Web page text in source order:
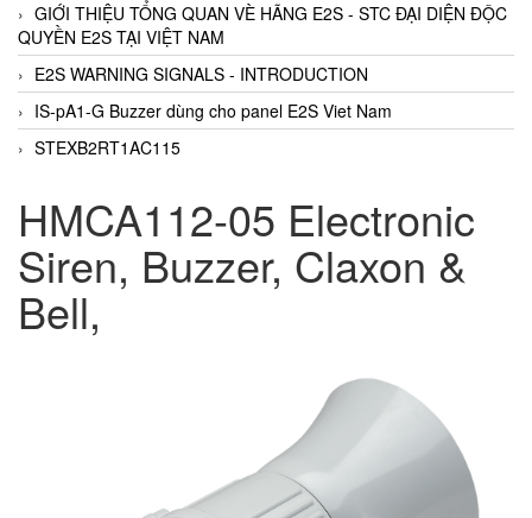
GIỚI THIỆU TỔNG QUAN VÈ HÃNG E2S - STC ĐẠI DIỆN ĐỘC
QUYỀN E2S TẠI VIỆT NAM
E2S WARNING SIGNALS - INTRODUCTION
IS-pA1-G Buzzer dùng cho panel E2S Viet Nam
STEXB2RT1AC115
HMCA112-05 Electronic
Siren, Buzzer, Claxon &
Bell,